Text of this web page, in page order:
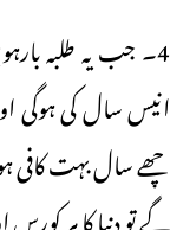
4۔ جب یہ طلبہ
انیس سال کی ہوگی
چھے سال بہت کافی
گے تو دنیا کا ہر